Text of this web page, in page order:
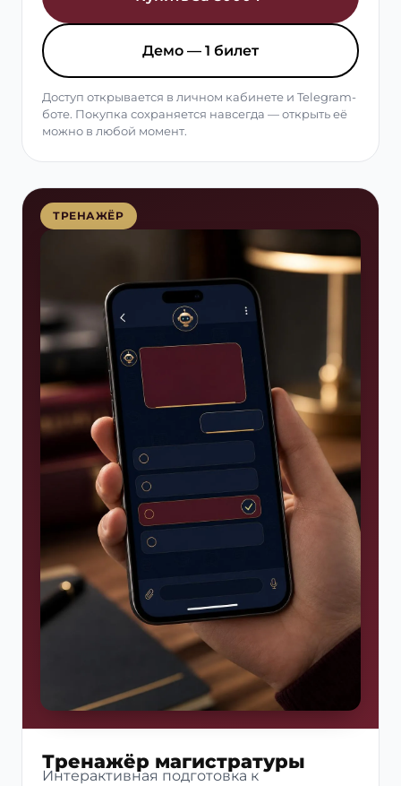
Демо — 1 билет
Доступ открывается в личном кабинете и Telegram-
боте. Покупка сохраняется навсегда — открыть её
можно в любой момент.
ТРЕНАЖЁР
Тренажёр магистратуры
Интерактивная подготовка к